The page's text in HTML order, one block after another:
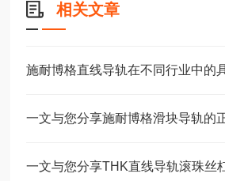
相关文章
施耐博格直线导轨在不同行业中的
一文与您分享施耐博格滑块导轨的